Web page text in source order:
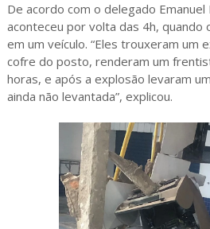
De acordo com o delegado
aconteceu por volta das 4h, quando
em um veículo. “Eles trouxeram um
cofre do posto, renderam um
horas, e após a explosão levaram
ainda não levantada”, explicou.